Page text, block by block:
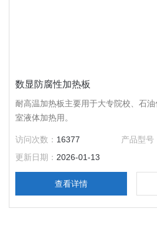
数显防腐性加热板
耐高温加热板主要用于大专院校、石
室液体加热用。
访问次数： 16377
产品型号
更新日期： 2026-01-13
查看详情